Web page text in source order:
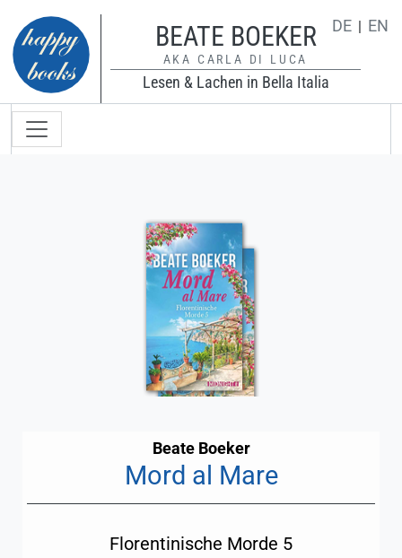
Direkt zum Inhalt BEATE BOEKER
AKA CARLA DI LUCA
Lesen & Lachen in Bella Italia
DE EN
Hauptnavigation
Beate Boeker
Mord al Mare
Florentinische Morde 5